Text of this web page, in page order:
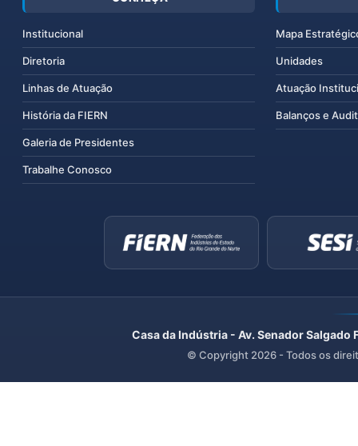
Institucional
Diretoria
Linhas de Atuação
História da FIERN
Galeria de Presidentes
Trabalhe Conosco
Mapa
Unidades
Atuação
Balanços e
Casa da Indústria - Av. Senador
© Copyright 2026 - Todos os